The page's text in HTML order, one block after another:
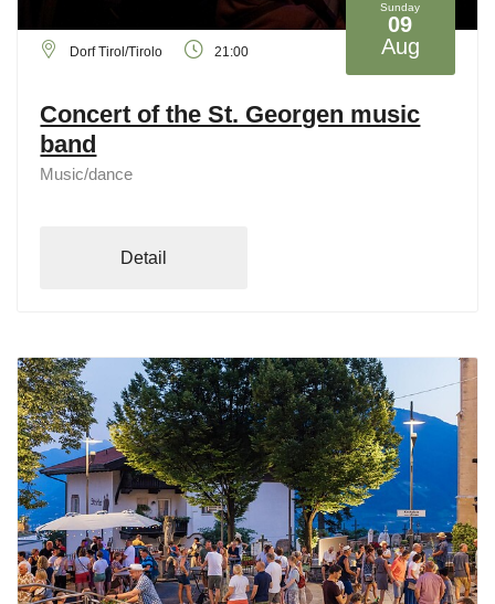
Sunday
09
Aug
Dorf Tirol/Tirolo 21:00
Concert of the St. Georgen music
band
Music/dance
Detail